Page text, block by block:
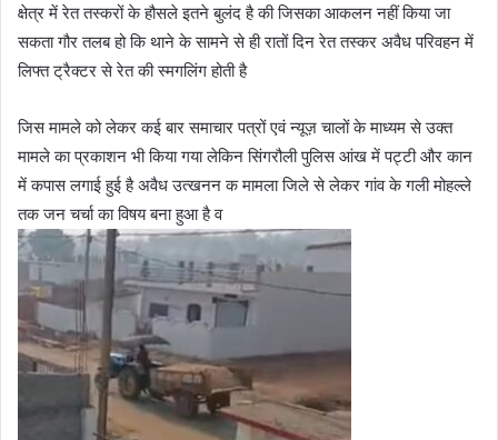
क्षेत्र में रेत तस्करों के हौसले इतने बुलंद है की जिसका आकलन नहीं किया जा
सकता गौर तलब हो कि थाने के सामने से ही रातों दिन रेत तस्कर अवैध परिवहन में
लिफ्त ट्रैक्टर से रेत की स्मगलिंग होती है
जिस मामले को लेकर कई बार समाचार पत्रों एवं न्यूज़ चालों के माध्यम से उक्त
मामले का प्रकाशन भी किया गया लेकिन सिंगरौली पुलिस आंख में पट्टी और कान
में कपास लगाई हुई है अवैध उत्खनन क मामला जिले से लेकर गांव के गली मोहल्ले
तक जन चर्चा का विषय बना हुआ है व